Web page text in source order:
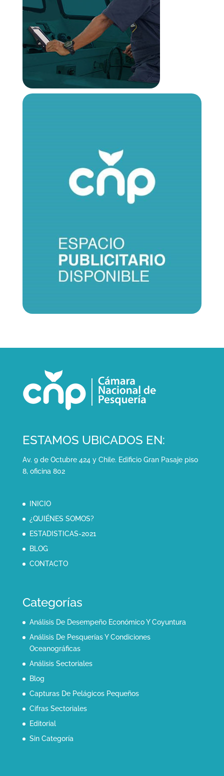
ESTAMOS UBICADOS EN:
Av. 9 de Octubre 424 y Chile. Edificio Gran Pasaje piso
8, oficina 802
INICIO
¿QUIÉNES SOMOS?
ESTADISTICAS-2021
BLOG
CONTACTO
Categorías
Análisis De Desempeño Económico Y Coyuntura
Análisis De Pesquerías Y Condiciones
Oceanográficas
Análisis Sectoriales
Blog
Capturas De Pelágicos Pequeños
Cifras Sectoriales
Editorial
Sin Categoría